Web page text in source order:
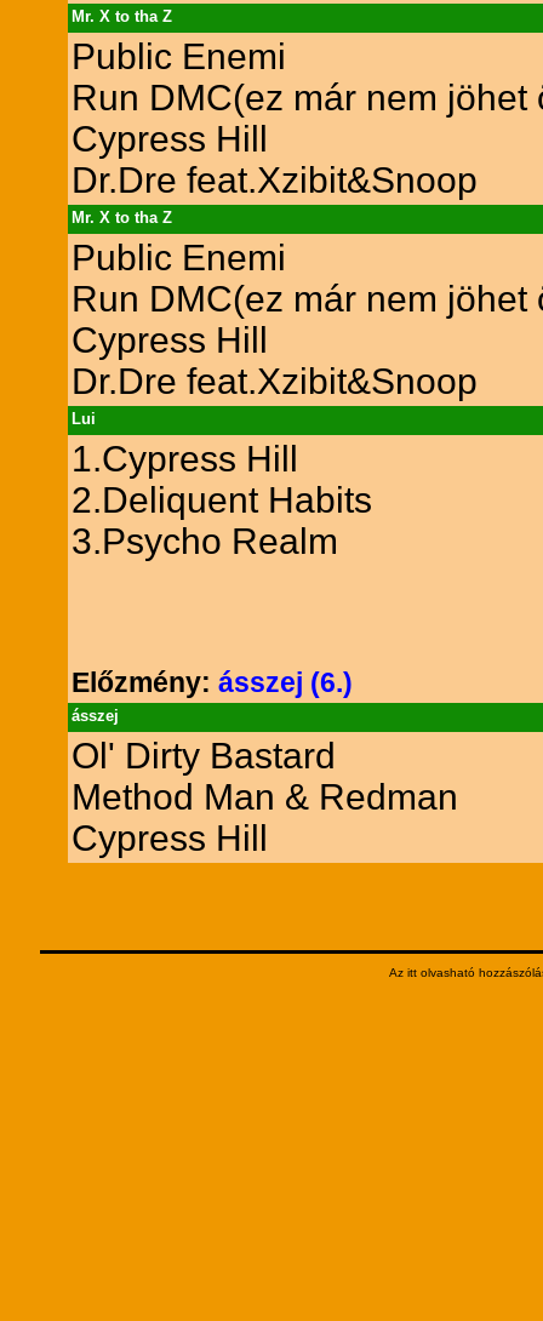
Mr. X to tha Z
Public Enemi
Run DMC(ez már nem jöhet
Cypress Hill
Dr.Dre feat.Xzibit&Snoop
Mr. X to tha Z
Public Enemi
Run DMC(ez már nem jöhet
Cypress Hill
Dr.Dre feat.Xzibit&Snoop
Lui
1.Cypress Hill
2.Deliquent Habits
3.Psycho Realm
Előzmény: ásszej (6.)
ásszej
Ol' Dirty Bastard
Method Man & Redman
Cypress Hill
Az itt olvasható